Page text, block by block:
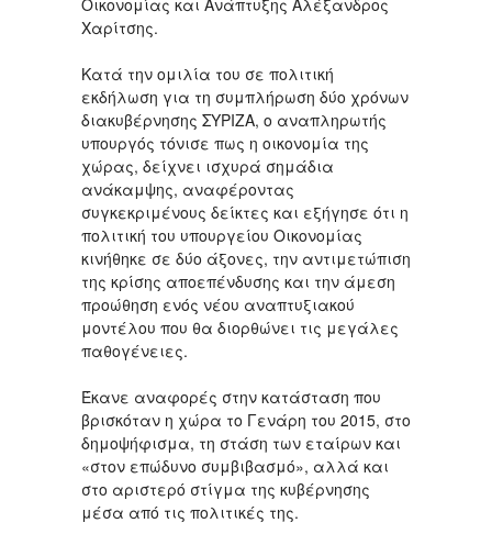
Χαρίτσης.
Κατά την ομιλία του σε πολιτική
εκδήλωση για τη συμπλήρωση δύο χρόνων
διακυβέρνησης ΣΥΡΙΖΑ, ο αναπληρωτής
υπουργός τόνισε πως η οικονομία της
χώρας, δείχνει ισχυρά σημάδια
ανάκαμψης, αναφέροντας
συγκεκριμένους δείκτες και εξήγησε ότι η
πολιτική του υπουργείου Οικονομίας
κινήθηκε σε δύο άξονες, την αντιμετώπιση
της κρίσης αποεπένδυσης και την άμεση
προώθηση ενός νέου αναπτυξιακού
μοντέλου που θα διορθώνει τις μεγάλες
παθογένειες.
Έκανε αναφορές στην κατάσταση που
βρισκόταν η χώρα το Γενάρη του 2015, στο
δημοψήφισμα, τη στάση των εταίρων και
«στον επώδυνο συμβιβασμό», αλλά και
στο αριστερό στίγμα της κυβέρνησης
μέσα από τις πολιτικές της.